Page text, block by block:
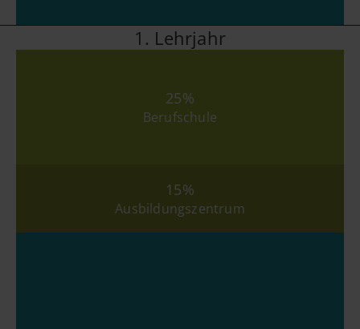
1. Lehrjahr
25%
Berufschule
15%
Ausbildungszentrum